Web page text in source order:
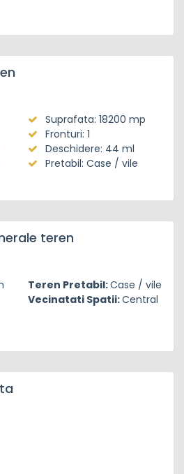
Suprafata: 18200 mp
Fronturi: 1
Deschidere: 44 ml
Pretabil: Case / vile
teren
Teren Pretabil:Case / vile
Vecinatati Spatii:Central